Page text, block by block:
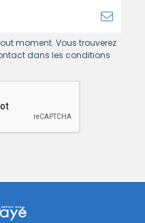
moment. Vous trouverez
dans les conditions